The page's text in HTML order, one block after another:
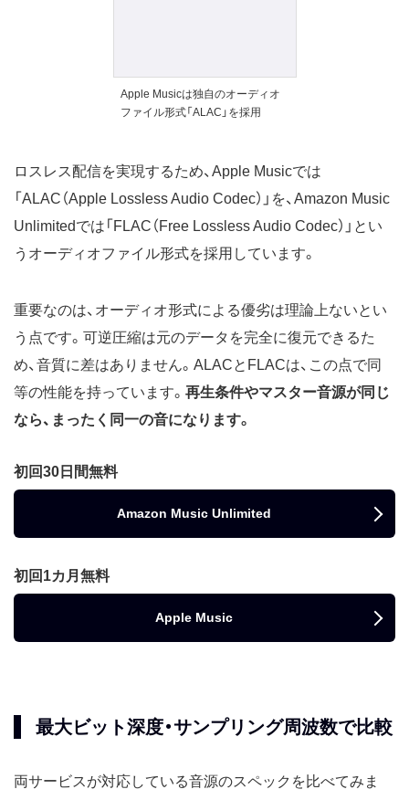
Apple Musicは独自のオーディオ
ファイル形式「ALAC」を採用
ロスレス配信を実現するため、Apple Musicでは
「ALAC（Apple Lossless Audio Codec）」を、Amazon Music
Unlimitedでは「FLAC（Free Lossless Audio Codec）」とい
うオーディオファイル形式を採用しています。
重要なのは、オーディオ形式による優劣は理論上ないとい
う点です。可逆圧縮は元のデータを完全に復元できるた
め、音質に差はありません。ALACとFLACは、この点で同
等の性能を持っています。 再生条件やマスター音源が同じ
なら、まったく同一の音になります。
初回30日間無料
Amazon Music Unlimited
初回1カ月無料
Apple Music
最大ビット深度・サンプリング周波数で比較
両サービスが対応している音源のスペックを比べてみま